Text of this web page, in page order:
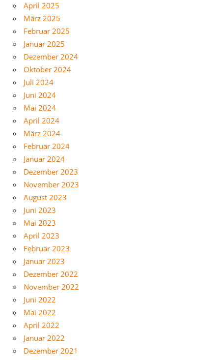
April 2025
März 2025
Februar 2025
Januar 2025
Dezember 2024
Oktober 2024
Juli 2024
Juni 2024
Mai 2024
April 2024
März 2024
Februar 2024
Januar 2024
Dezember 2023
November 2023
August 2023
Juni 2023
Mai 2023
April 2023
Februar 2023
Januar 2023
Dezember 2022
November 2022
Juni 2022
Mai 2022
April 2022
Januar 2022
Dezember 2021